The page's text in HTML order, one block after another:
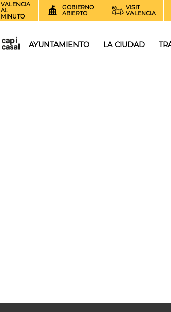
VALENCIA
AL
MINUTO
GOBIERNO
ABIERTO
VISIT
VALENCIA
AYUNTAMIENTO LA CIUDAD